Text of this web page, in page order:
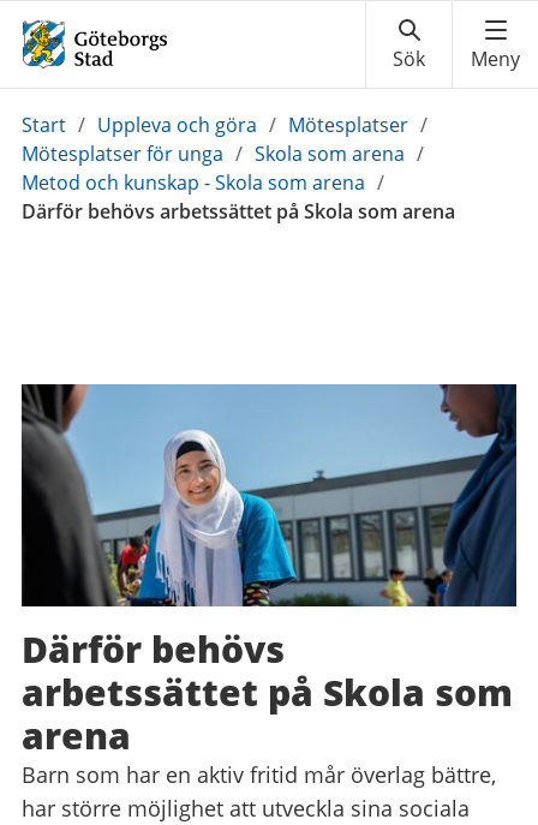
Du
är
här:
Start / Uppleva och göra / Mötesplatser /
Mötesplatser för unga / Skola som arena /
Metod och kunskap - Skola som arena /
Därför behövs arbetssättet på Skola som arena
Därför behövs
arbetssättet på Skola som
arena
Barn som har en aktiv fritid mår överlag bättre,
har större möjlighet att utveckla sina sociala